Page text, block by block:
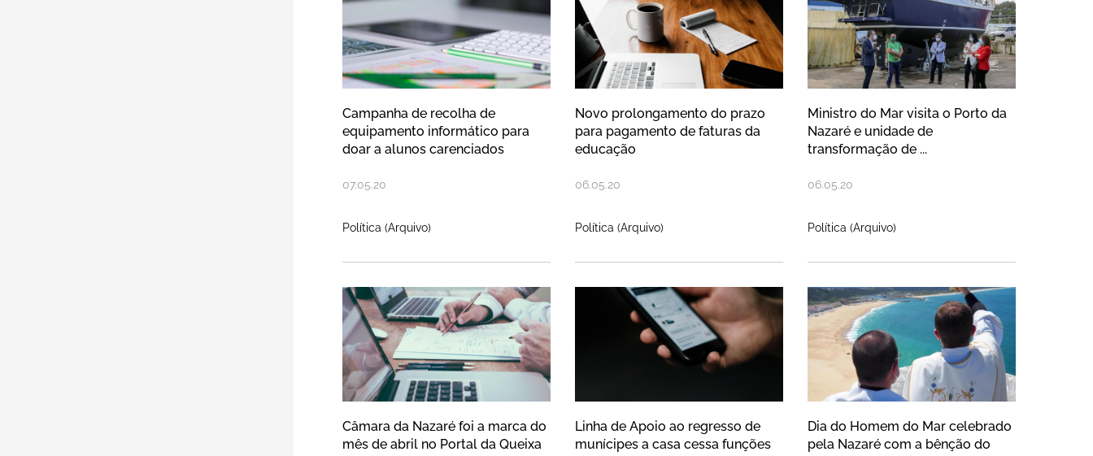
Campanha de recolha de
equipamento informático para
doar a alunos carenciados
07.05.20
Política (Arquivo)
Novo prolongamento do prazo
para pagamento de faturas da
educação
06.05.20
Política (Arquivo)
Ministro do Mar visita o Porto da
Nazaré e unidade de
transformação de ...
06.05.20
Política (Arquivo)
Câmara da Nazaré foi a marca do mês de abril no Portal da Queixa
Câmara da Nazaré foi a marca do
mês de abril no Portal da Queixa
Linha de Apoio ao regresso de munícipes a casa
Linha de Apoio ao regresso de
munícipes a casa cessa funções
Dia do Homem do Mar
Dia do Homem do Mar celebrado
pela Nazaré com a bênção do